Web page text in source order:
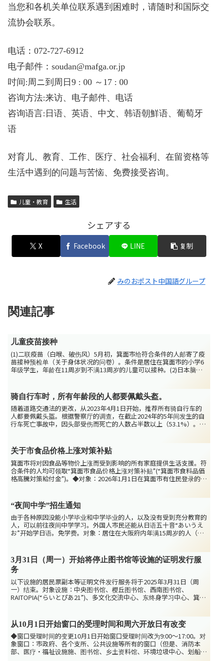
当您和各机关单位联系遇到困难时，请随时和国际交
流协会联系。
电话：072-727-6912
电子邮件：soudan@mafga.or.jp
吋间:周ニ到周日9 : 00 ～17 : 00
咨询方法:来访、电子邮件、电话
咨询语言:日语、英语、中文、韩语朝鮮语、葡萄牙
语
对育儿、教育、工作、医疗、社会福利、在留资格等
生活中遇到的问题与苦恼、免费接受咨询。
儿童・教育 生活
シェアする
X Facebook LINE 复制
みのおポスト中国語グループ
関連記事
儿童疫苗接种
(1)二联疫苗（白喉、破伤风）5月初，箕面市给符合条件的人邮寄了疫
苗接种预检单（关于身体状况的问卷）。条件是居住在箕面市的小学6
年级学生，年龄在11周岁到不满13周岁的儿童可以接种。(2)日本脑炎
骑自行车时，所有年龄段的人都要佩戴头盔。
随着道路交通法的更改，从2023年4月1日开始，推荐所有骑自行车的
人都要佩戴头盔。根据警察厅的调查，在截止2024年的5年间发生的自
行车死亡事故中，因头部受伤而死亡的人数占半数以上（53.1%）。为
关于市食品价格上涨对策补贴
箕面市将对因食品等物价上涨而受到影响的所有家庭提供生活支援。符
合条件的人均可领取“箕面市食品价格上涨对策补贴”(“箕面市食料品価
格高騰対策給付金”)。◆对象：2026年1月1日在箕面市有住民登录的
“夜间中学”招生通知
由于各种原因没能小学毕业和中学毕业的人，以及没有受到充分教育的
人，可以前往夜间中学学习。外国人市民还能从日语五十音“あいうえ
お”开始学日语。免学费。对象：居住在大阪府内年满15周岁的人（外
3月31日（周一）开始将停止图书馆等设施的证明发行服
务
以下设施的居民票副本等证明文件发行服务将于2025年3月31日（周
一）结束。対象设施：中央图书馆、樱丘图书馆、西南图书馆、
RAITOPIA(“らいとぴあ21”)、多文化交流中心、东终身学习中心、箕面
从10月1日开始窗口的受理时间和周六开放日有改变
◆窗口受理时间的变更10月1日开始窗口受理时间改为9:00～17:00。对
象窗口：市政府、各个支所、公共设施等所有的窗口（但是、消防本
部、医疗・福祉设施施、图书馆、乡土资料馆、环境垃圾中心、划船比